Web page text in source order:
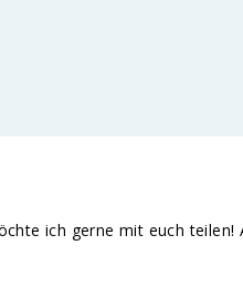
ich gerne mit euch teilen!